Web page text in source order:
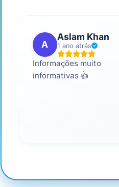
A
Aslam Khan
1 ano atrás
Informações muito
informativas 👍